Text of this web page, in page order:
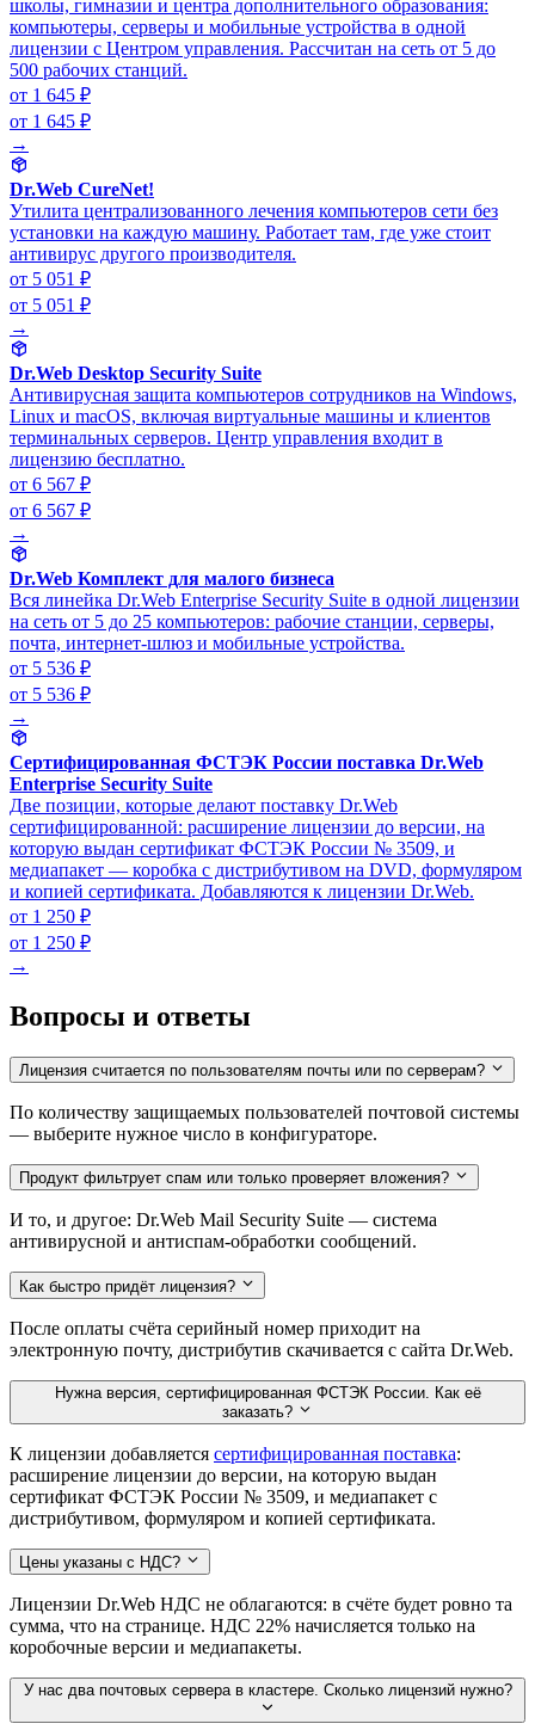
школы, гимназии и центра дополнительного образования:
компьютеры, серверы и мобильные устройства в одной
лицензии с Центром управления. Рассчитан на сеть от 5 до
500 рабочих станций.
от 1 645 ₽
от 1 645 ₽
→
Dr.Web CureNet!
Утилита централизованного лечения компьютеров сети без
установки на каждую машину. Работает там, где уже стоит
антивирус другого производителя.
от 5 051 ₽
от 5 051 ₽
→
Dr.Web Desktop Security Suite
Антивирусная защита компьютеров сотрудников на Windows,
Linux и macOS, включая виртуальные машины и клиентов
терминальных серверов. Центр управления входит в
лицензию бесплатно.
от 6 567 ₽
от 6 567 ₽
→
Dr.Web Комплект для малого бизнеса
Вся линейка Dr.Web Enterprise Security Suite в одной лицензии
на сеть от 5 до 25 компьютеров: рабочие станции, серверы,
почта, интернет-шлюз и мобильные устройства.
от 5 536 ₽
от 5 536 ₽
→
Сертифицированная ФСТЭК России поставка Dr.Web
Enterprise Security Suite
Две позиции, которые делают поставку Dr.Web
сертифицированной: расширение лицензии до версии, на
которую выдан сертификат ФСТЭК России № 3509, и
медиапакет — коробка с дистрибутивом на DVD, формуляром
и копией сертификата. Добавляются к лицензии Dr.Web.
от 1 250 ₽
от 1 250 ₽
→
Вопросы и ответы
Лицензия считается по пользователям почты или по серверам?
По количеству защищаемых пользователей почтовой системы
— выберите нужное число в конфигураторе.
Продукт фильтрует спам или только проверяет вложения?
И то, и другое: Dr.Web Mail Security Suite — система
антивирусной и антиспам-обработки сообщений.
Как быстро придёт лицензия?
После оплаты счёта серийный номер приходит на
электронную почту, дистрибутив скачивается с сайта Dr.Web.
Нужна версия, сертифицированная ФСТЭК России. Как её
заказать?
К лицензии добавляется сертифицированная поставка:
расширение лицензии до версии, на которую выдан
сертификат ФСТЭК России № 3509, и медиапакет с
дистрибутивом, формуляром и копией сертификата.
Цены указаны с НДС?
Лицензии Dr.Web НДС не облагаются: в счёте будет ровно та
сумма, что на странице. НДС 22% начисляется только на
коробочные версии и медиапакеты.
У нас два почтовых сервера в кластере. Сколько лицензий нужно?